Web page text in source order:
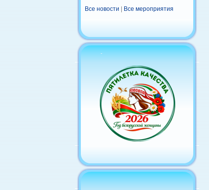
Все новости
Все мероприятия
-